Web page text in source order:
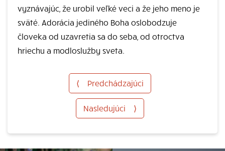
vyznávajúc, že urobil veľké veci a že jeho meno je
sväté. Adorácia jediného Boha oslobodzuje
človeka od uzavretia sa do seba, od otroctva
hriechu a modloslužby sveta.
⟨ Predchádzajúci
Nasledujúci ⟩